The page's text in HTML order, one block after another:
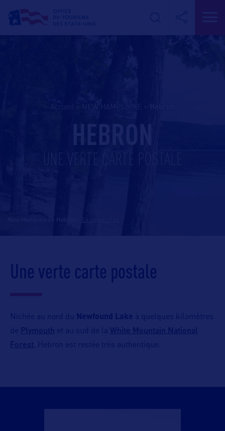
Accueil NEW HAMPSHIRE
HEBRON
UNE VERTE CARTE POSTALE
New Hampshire - Hebron
Une verte carte postale
Nichée au nord du Newfound Lake à quelques kilomètres
de Plymouth et au sud de la White Mountain National
Forest , Hebron est restée très authentique.